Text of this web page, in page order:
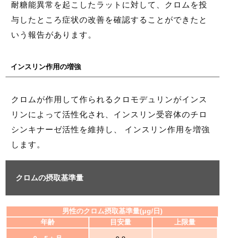
耐糖能異常を起こしたラットに対して、クロムを投
与したところ症状の改善を確認することができたと
いう報告があります。
インスリン作用の増強
クロムが作用して作られるクロモデュリンがインス
リンによって活性化され、インスリン受容体のチロ
シンキナーゼ活性を維持し、 インスリン作用を増強
します。
クロムの摂取基準量
男性のクロム摂取基準量(μg/日)
年齢
目安量 上限量